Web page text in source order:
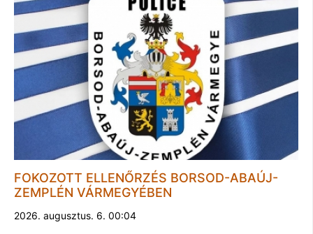
FOKOZOTT ELLENŐRZÉS BORSOD-ABAÚJ-
ZEMPLÉN VÁRMEGYÉBEN
2026. augusztus. 6. 00:04